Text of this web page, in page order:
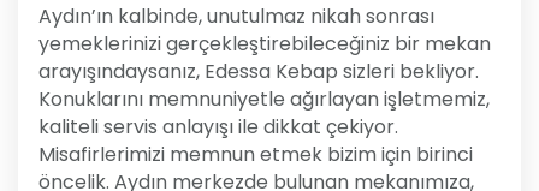
Aydın’ın kalbinde, unutulmaz nikah sonrası
yemeklerinizi gerçekleştirebileceğiniz bir mekan
arayışındaysanız, Edessa Kebap sizleri bekliyor.
Konuklarını memnuniyetle ağırlayan işletmemiz,
kaliteli servis anlayışı ile dikkat çekiyor.
Misafirlerimizi memnun etmek bizim için birinci
öncelik. Aydın merkezde bulunan mekanımıza,